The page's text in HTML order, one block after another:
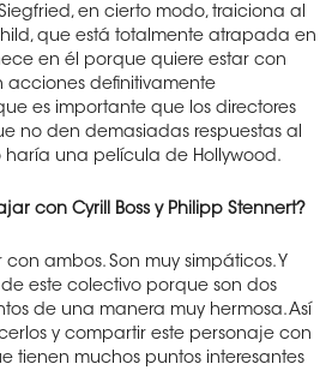
en cierto modo, traiciona al
que está totalmente atrapada en
en él porque quiere estar con
acciones definitivamente
es importante que los directores
no den demasiadas respuestas al
haría una película de Hollywood.
con Cyrill Boss y Philipp Stennert?
ambos. Son muy simpáticos. Y
este colectivo porque son dos
de una manera muy hermosa. Así
y compartir este personaje con
tienen muchos puntos interesantes